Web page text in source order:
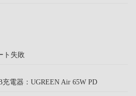
ト失敗
電器：UGREEN Air 65W PD